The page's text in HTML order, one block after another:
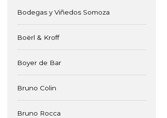
Bodegas y Viñedos Somoza
Boërl & Kroff
Boyer de Bar
Bruno Colin
Bruno Rocca